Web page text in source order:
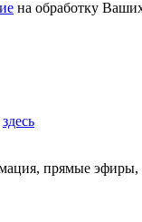
на обработку
здесь
прямые